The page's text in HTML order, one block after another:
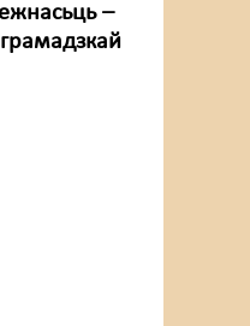
–